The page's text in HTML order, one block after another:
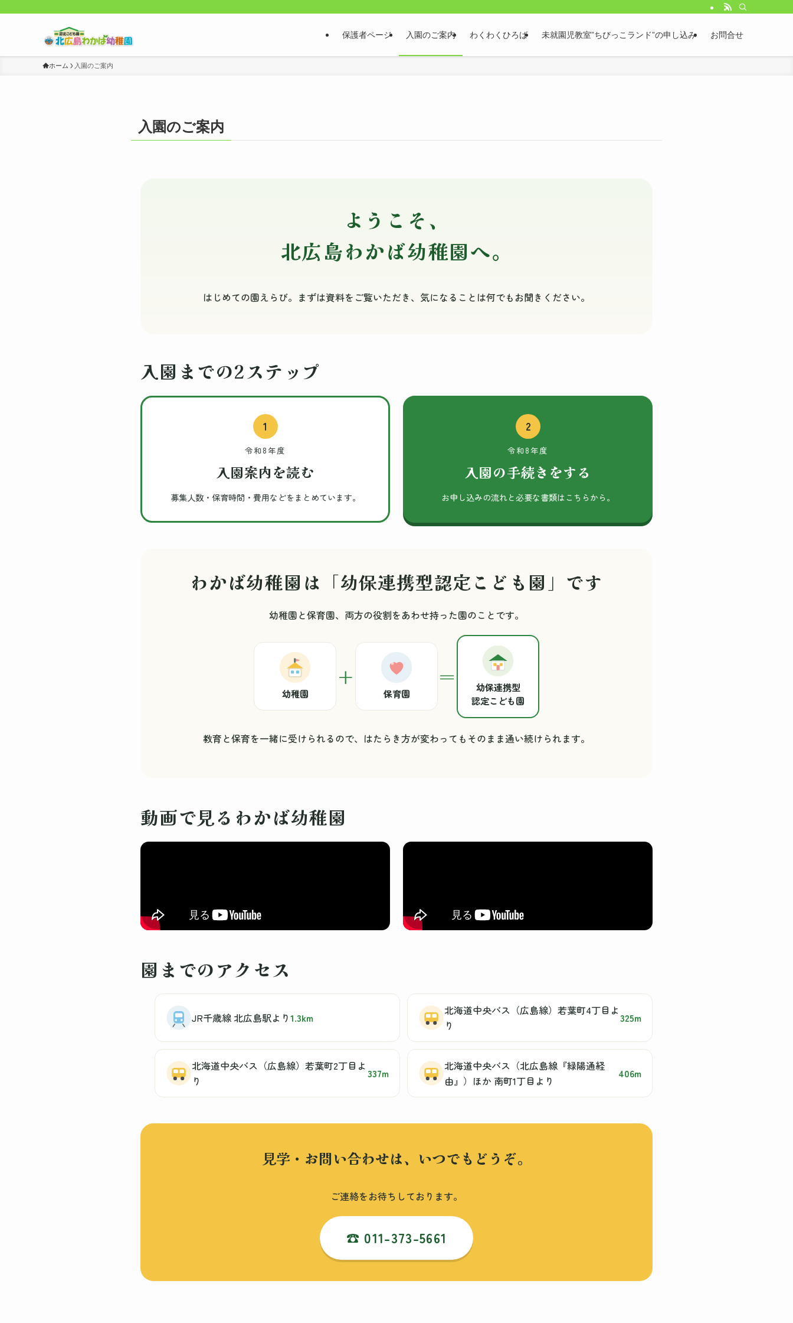
保護者ページ 入園のご案内 わくわくひろば 未就園児教室”ちびっこランド”の申し込み お問合せ
ホーム 入園のご案内
入園のご案内
ようこそ、
北広島わかば幼稚園へ。
はじめての園えらび。まずは資料をご覧いただき、気になることは何でもお聞きください。
入園までの2ステップ
1
令和8年度
入園案内を読む
募集人数・保育時間・費用などをまとめています。
2
令和8年度
入園の手続きをする
お申し込みの流れと必要な書類はこちらから。
わかば幼稚園は「幼保連携型認定こども園」です
幼稚園と保育園、両方の役割をあわせ持った園のことです。
幼稚園
＋
保育園
＝
幼保連携型
認定こども園
教育と保育を一緒に受けられるので、はたらき方が変わってもそのまま通い続けられます。
動画で見るわかば幼稚園
園までのアクセス
JR千歳線 北広島駅より1.3km
北海道中央バス（広島線）若葉町4丁目よ
り
325m
北海道中央バス（広島線）若葉町2丁目よ
り
337m
北海道中央バス（北広島線『緑陽通経
由』）ほか 南町1丁目より
406m
見学・お問い合わせは、いつでもどうぞ。
ご連絡をお待ちしております。
☎ 011-373-5661